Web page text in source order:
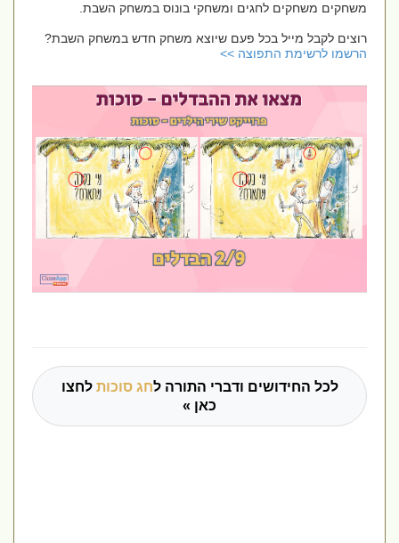
משחקים משחקים לחגים ומשחקי בונוס במשחק השבת.
רוצים לקבל מייל בכל פעם שיוצא משחק חדש במשחק השבת?
הרשמו לרשימת התפוצה >>
לכל החידושים ודברי התורה לחג סוכותלחצו
כאן »